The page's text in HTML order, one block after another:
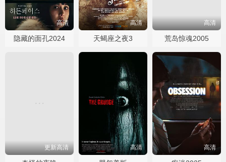
高清
隐藏的面孔2024
高清
天蝎座之夜3
高清
荒岛惊魂2005
更新高清 高清 高清